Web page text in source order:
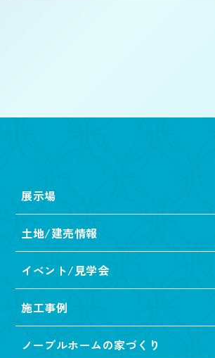
展示場
土地/建売情報
イベント/見学会
施工事例
ノーブルホームの家づくり